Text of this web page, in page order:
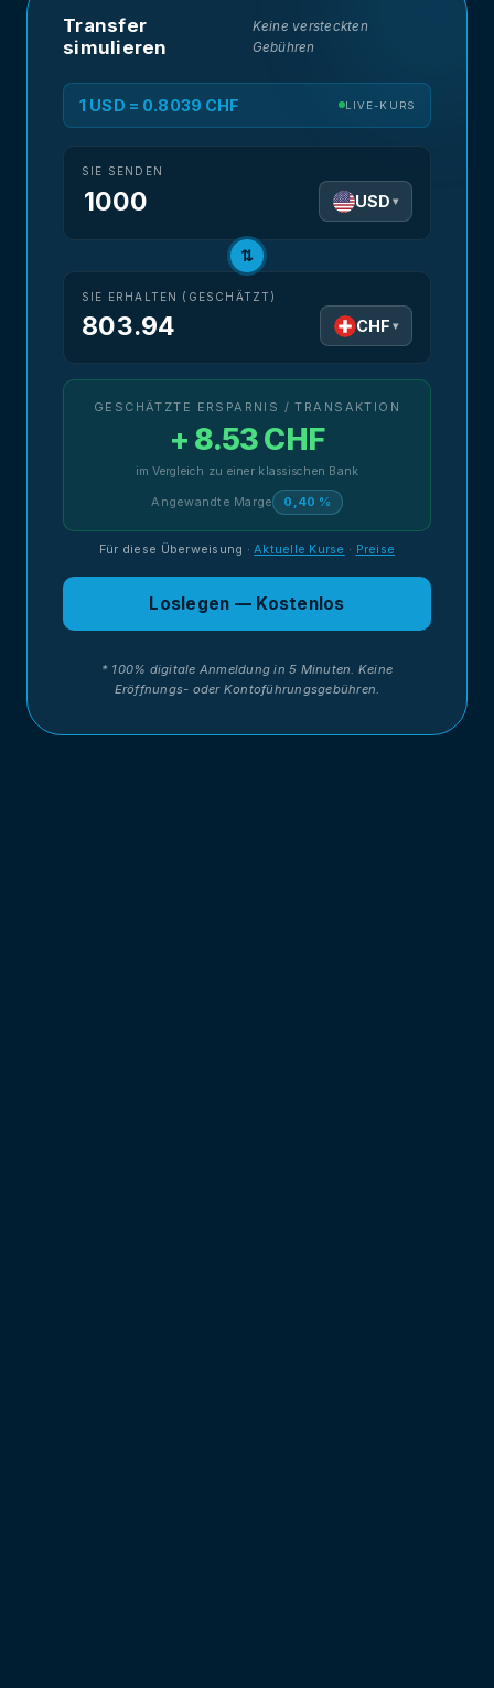
Transfer
simulieren
Keine versteckten
Gebühren
1 USD = 0.8039 CHF LIVE-KURS
SIE SENDEN
USD ▾
⇅
SIE ERHALTEN (GESCHÄTZT)
803.94 CHF ▾
GESCHÄTZTE ERSPARNIS / TRANSAKTION
+ 8.53 CHF
im Vergleich zu einer klassischen Bank
Angewandte Marge 0,40 %
Für diese Überweisung ·Aktuelle Kurse · Preise
Loslegen — Kostenlos
* 100% digitale Anmeldung in 5 Minuten. Keine
Eröffnungs- oder Kontoführungsgebühren.